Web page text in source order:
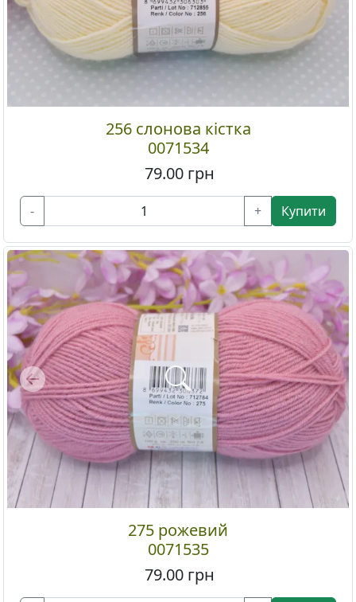
256 слонова кістка
0071534
79.00 грн
- + Купити
Previous
275 рожевий
0071535
79.00 грн